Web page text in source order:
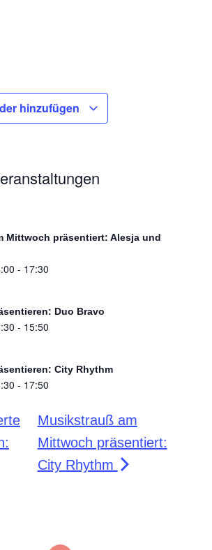
hinzufügen
Mittwoch präsentiert: Alesja und
- 17:30
Duo Bravo
- 15:50
City Rhythm
- 17:50
Musikstrauß am
Mittwoch präsentiert:
City Rhythm